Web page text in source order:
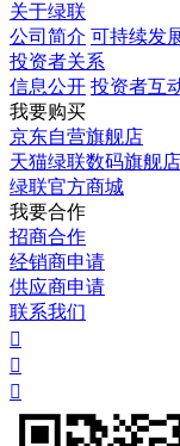
关于绿联
公司简介 可持续发
投资者关系
信息公开 投资者互
我要购买
京东自营旗舰店
天猫绿联数码旗舰店
绿联官方商城
我要合作
招商合作
经销商申请
供应商申请
联系我们


